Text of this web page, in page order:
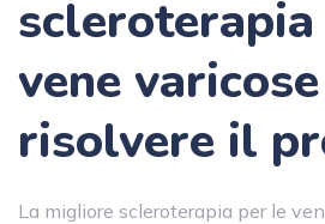
vene
risolvere il
La migliore scleroterapia per le